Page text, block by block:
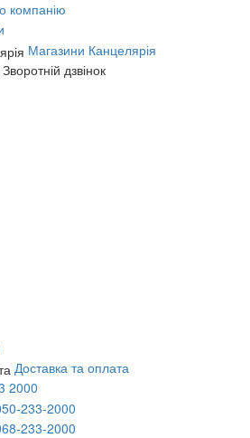
компанію
Магазини Канцелярія
Зворотній дзвінок
Доставка та оплата
2000
233-2000
233-2000